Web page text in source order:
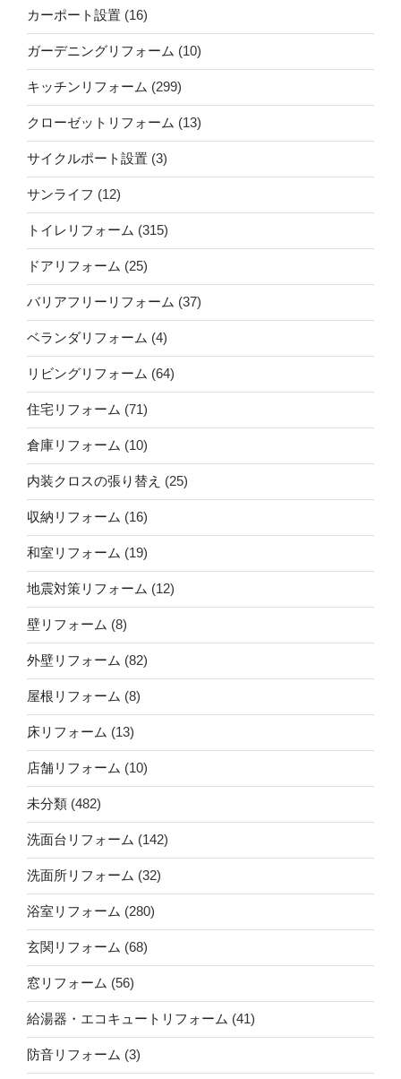
カーポート設置 (16)
ガーデニングリフォーム (10)
キッチンリフォーム (299)
クローゼットリフォーム (13)
サイクルポート設置 (3)
サンライフ (12)
トイレリフォーム (315)
ドアリフォーム (25)
バリアフリーリフォーム (37)
ベランダリフォーム (4)
リビングリフォーム (64)
住宅リフォーム (71)
倉庫リフォーム (10)
内装クロスの張り替え (25)
収納リフォーム (16)
和室リフォーム (19)
地震対策リフォーム (12)
壁リフォーム (8)
外壁リフォーム (82)
屋根リフォーム (8)
床リフォーム (13)
店舗リフォーム (10)
未分類 (482)
洗面台リフォーム (142)
洗面所リフォーム (32)
浴室リフォーム (280)
玄関リフォーム (68)
窓リフォーム (56)
給湯器・エコキュートリフォーム (41)
防音リフォーム (3)